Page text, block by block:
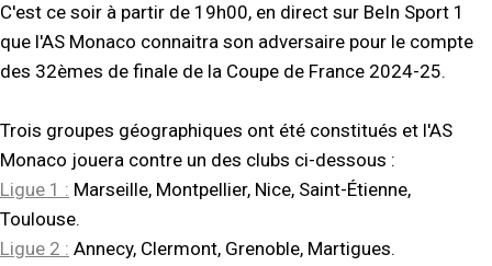
C'est ce soir à partir de 19h00, en direct sur BeIn Sport 1
que l'AS Monaco connaitra son adversaire pour le compte
des 32èmes de finale de la Coupe de France 2024-25.
Trois groupes géographiques ont été constitués et l'AS
Monaco jouera contre un des clubs ci-dessous :
Ligue 1 : Marseille, Montpellier, Nice, Saint-Étienne,
Toulouse.
Ligue 2 : Annecy, Clermont, Grenoble, Martigues.